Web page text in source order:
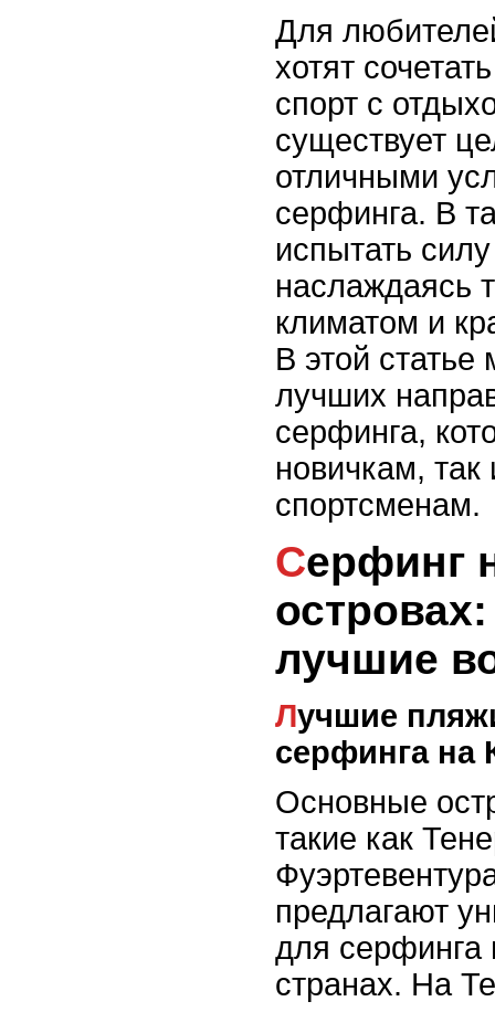
Для
хотят
спорт с
существует
отличными
серфинга. В
испытать
наслаждаясь
климатом и
В этой
лучших
серфинга,
новичкам,
спортсменам.
Серфинг на Канарских
лучшие
Лучшие пляжи для зимнего
серфинга на
Основные
такие как
предлагают
для серфинга
странах. На